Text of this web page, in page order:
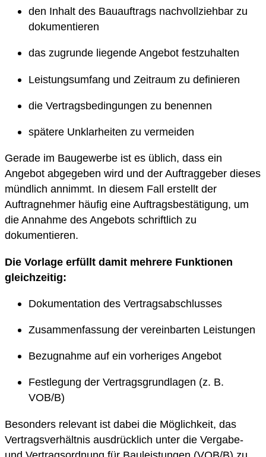
den Inhalt des Bauauftrags nachvollziehbar zu
dokumentieren
das zugrunde liegende Angebot festzuhalten
Leistungsumfang und Zeitraum zu definieren
die Vertragsbedingungen zu benennen
spätere Unklarheiten zu vermeiden
Gerade im Baugewerbe ist es üblich, dass ein
Angebot abgegeben wird und der Auftraggeber dieses
mündlich annimmt. In diesem Fall erstellt der
Auftragnehmer häufig eine Auftragsbestätigung, um
die Annahme des Angebots schriftlich zu
dokumentieren.
Die Vorlage erfüllt damit mehrere Funktionen
gleichzeitig:
Dokumentation des Vertragsabschlusses
Zusammenfassung der vereinbarten Leistungen
Bezugnahme auf ein vorheriges Angebot
Festlegung der Vertragsgrundlagen (z. B.
VOB/B)
Besonders relevant ist dabei die Möglichkeit, das
Vertragsverhältnis ausdrücklich unter die Vergabe-